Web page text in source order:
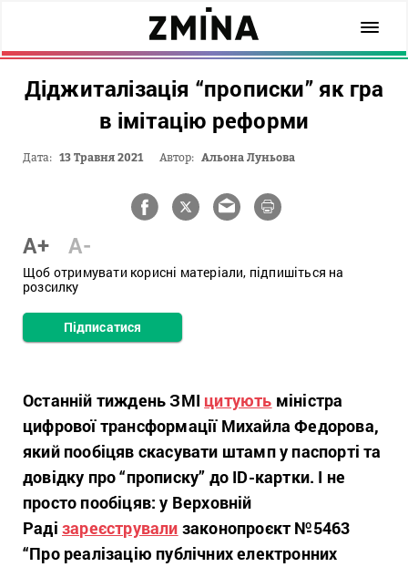
Діджиталізація “прописки” як гра
в імітацію реформи
Дата: 13 Травня 2021 Автор: Альона Луньова
A+ A-
Щоб отримувати корисні матеріали, підпишіться на
розсилку
Підписатися
Останній тиждень ЗМІ цитують міністра
цифрової трансформації Михайла Федорова,
який пообіцяв скасувати штамп у паспорті та
довідку про “прописку” до ID-картки. І не
просто пообіцяв: у Верховній
Раді зареєстрували законопроєкт №5463
“Про реалізацію публічних електронних